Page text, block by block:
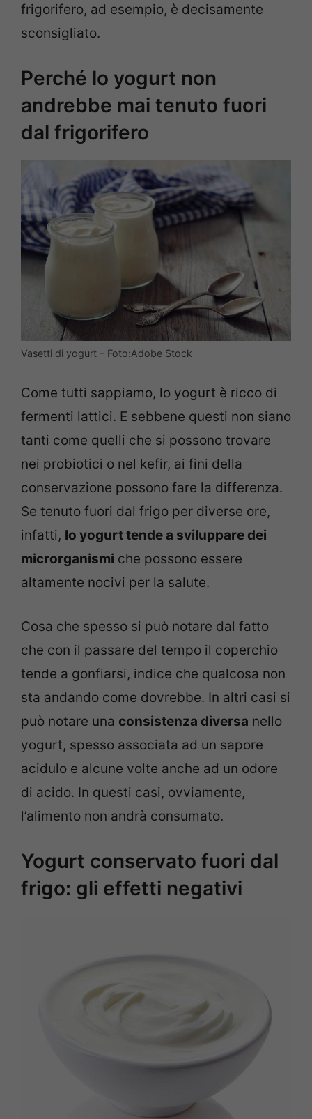
frigorifero, ad esempio, è decisamente
sconsigliato.
Perché lo yogurt non
andrebbe mai tenuto fuori
dal frigorifero
Vasetti di yogurt – Foto:Adobe Stock
Come tutti sappiamo, lo yogurt è ricco di
fermenti lattici. E sebbene questi non siano
tanti come quelli che si possono trovare
nei probiotici o nel kefir, ai fini della
conservazione possono fare la differenza.
Se tenuto fuori dal frigo per diverse ore,
infatti, lo yogurt tende a sviluppare dei
microrganismi che possono essere
altamente nocivi per la salute.
Cosa che spesso si può notare dal fatto
che con il passare del tempo il coperchio
tende a gonfiarsi, indice che qualcosa non
sta andando come dovrebbe. In altri casi si
può notare una consistenza diversa nello
yogurt, spesso associata ad un sapore
acidulo e alcune volte anche ad un odore
di acido. In questi casi, ovviamente,
l’alimento non andrà consumato.
Yogurt conservato fuori dal
frigo: gli effetti negativi